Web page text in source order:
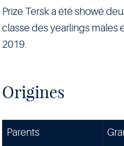
Prize Tersk a été showé
classe des yearlings males
2019.
Origines
Parents